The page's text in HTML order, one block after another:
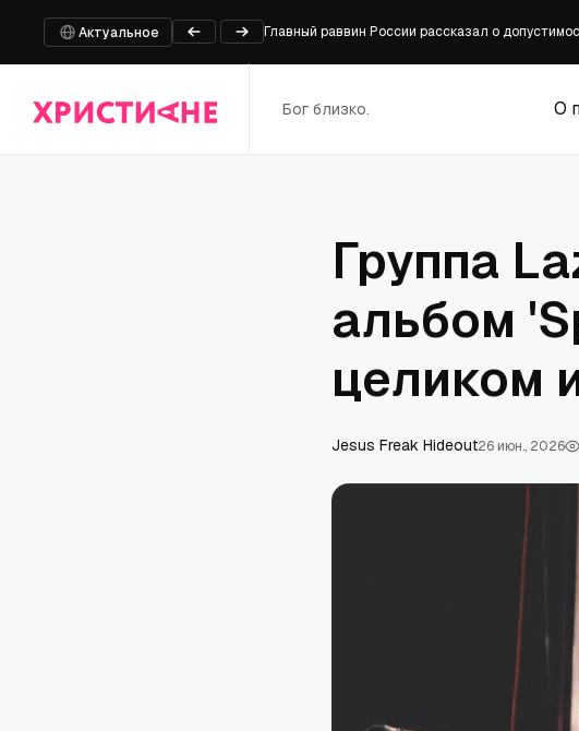
Актуальное
После суда большинство желавших развестись
Главный раввин объяснил, почему иудею легче
После массового убийства 30 христиан в
Бог близко.
О
Группа
альбом
целиком
Jesus Freak Hideout26 июн., 2026